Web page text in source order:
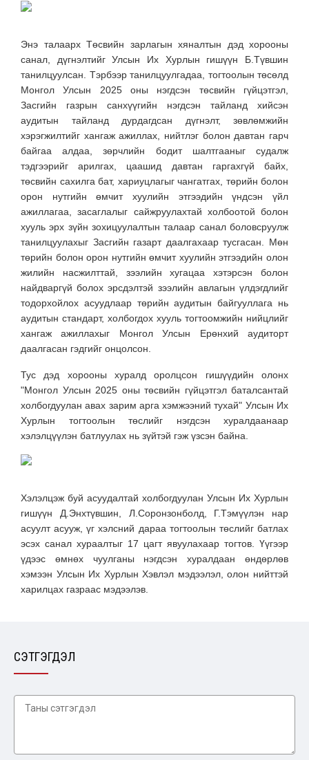
Энэ талаарх Төсвийн зарлагын хяналтын дэд хорооны
санал, дүгнэлтийг Улсын Их Хурлын гишүүн Б.Түвшин
танилцуулсан. Тэрбээр танилцуулгадаа, тогтоолын төсөлд
Монгол Улсын 2025 оны нэгдсэн төсвийн гүйцэтгэл,
Засгийн газрын санхүүгийн нэгдсэн тайланд хийсэн
аудитын тайланд дурдагдсан дүгнэлт, зөвлөмжийн
хэрэгжилтийг хангаж ажиллах, нийтлэг болон давтан гарч
байгаа алдаа, зөрчлийн бодит шалтгааныг судалж
тэдгээрийг арилгах, цаашид давтан гаргахгүй байх,
төсвийн сахилга бат, хариуцлагыг чангатгах, төрийн болон
орон нутгийн өмчит хуулийн этгээдийн үндсэн үйл
ажиллагаа, засаглалыг сайжруулахтай холбоотой болон
хууль эрх зүйн зохицуулалтын талаар санал боловсруулж
танилцуулахыг Засгийн газарт даалгахаар тусгасан. Мөн
төрийн болон орон нутгийн өмчит хуулийн этгээдийн олон
жилийн насжилттай, зээлийн хугацаа хэтэрсэн болон
найдваргүй болох эрсдэлтэй зээлийн авлагын үлдэгдлийг
тодорхойлох асуудлаар төрийн аудитын байгууллага нь
аудитын стандарт, холбогдох хууль тогтоомжийн нийцлийг
хангаж ажиллахыг Монгол Улсын Ерөнхий аудиторт
даалгасан гэдгийг онцолсон.
Тус дэд хорооны хуралд оролцсон гишүүдийн олонх
"Монгол Улсын 2025 оны төсвийн гүйцэтгэл баталсантай
холбогдуулан авах зарим арга хэмжээний тухай" Улсын Их
Хурлын тогтоолын төслийг нэгдсэн хуралдаанаар
хэлэлцүүлэн батлуулах нь зүйтэй гэж үзсэн байна.
Хэлэлцэж буй асуудалтай холбогдуулан Улсын Их Хурлын
гишүүн Д.Энхтүвшин, Л.Соронзонболд, Г.Тэмүүлэн нар
асуулт асууж, үг хэлсний дараа тогтоолын төслийг батлах
эсэх санал хураалтыг 17 цагт явуулахаар тогтов. Үүгээр
үдээс өмнөх чуулганы нэгдсэн хуралдаан өндөрлөв
хэмээн Улсын Их Хурлын Хэвлэл мэдээлэл, олон нийттэй
харилцах газраас мэдээлэв.
СЭТГЭГДЭЛ